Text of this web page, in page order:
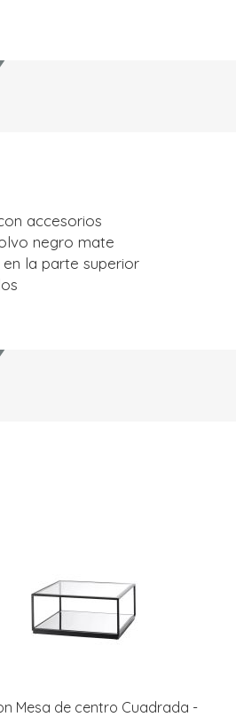
accesorios
negro mate
la parte superior
Mesa de centro Cuadrada -